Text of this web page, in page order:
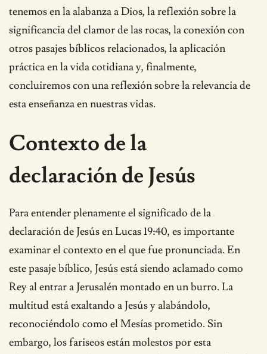
tenemos en la alabanza a Dios, la reflexión sobre la
significancia del clamor de las rocas, la conexión con
otros pasajes bíblicos relacionados, la aplicación
práctica en la vida cotidiana y, finalmente,
concluiremos con una reflexión sobre la relevancia de
esta enseñanza en nuestras vidas.
Contexto de la
declaración de Jesús
Para entender plenamente el significado de la
declaración de Jesús en Lucas 19:40, es importante
examinar el contexto en el que fue pronunciada. En
este pasaje bíblico, Jesús está siendo aclamado como
Rey al entrar a Jerusalén montado en un burro. La
multitud está exaltando a Jesús y alabándolo,
reconociéndolo como el Mesías prometido. Sin
embargo, los fariseos están molestos por esta